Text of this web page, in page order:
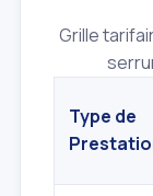
Grille
Type de